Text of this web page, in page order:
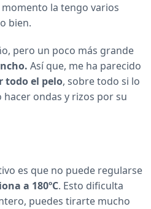
la tengo varios
bien.
pero un poco más grande
Así que, me ha parecido
todo el pelo, sobre todo si lo
ondas y rizos por su
es que no puede regularse
a 180ºC. Esto dificulta
puedes tirarte mucho